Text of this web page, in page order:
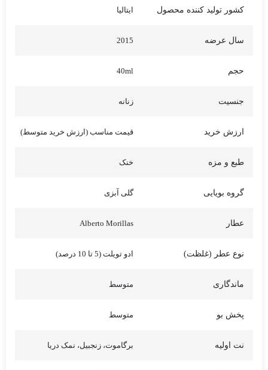
کشور تولید کننده محصول ایتالیا
سال عرضه 2015
حجم 40ml
جنسیت زنانه
ارزش خرید قیمت مناسب (ارزش خرید متوسط)
طبع و مزه خنک
گروه بویایی گلی آبزی
عطار Alberto Morillas
نوع عطر (غلظت) ادو تویلت (5 تا 10 درصد)
ماندگاری متوسط
پخش بو متوسط
نت اولیه برگاموت، زنجبیل، نمک دریا